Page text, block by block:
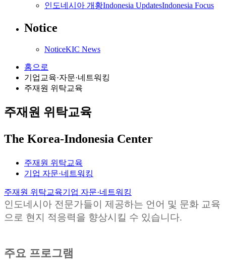
인도네시아 개황Indonesia UpdatesIndonesia Focus
Notice
NoticeKIC News
홈으로
기업교육·자문·네트워킹
주재원 위탁교육
주재원 위탁교육
The Korea-Indonesia Center
주재원 위탁교육
기업 자문·네트워킹
주재원 위탁교육기업 자문·네트워킹
인도네시아 전문가들이 제공하는 언어 및 문화 교육
으로 현지 적응력을 향상시킬 수 있습니다.
주요 프로그램